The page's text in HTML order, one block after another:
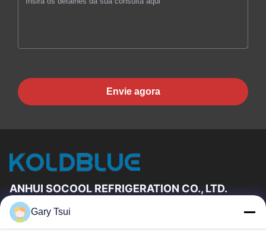
Envie agora
ANHUI SOCOOL REFRIGERATION CO., LTD.
Relações Rápidas
Gary Tsui